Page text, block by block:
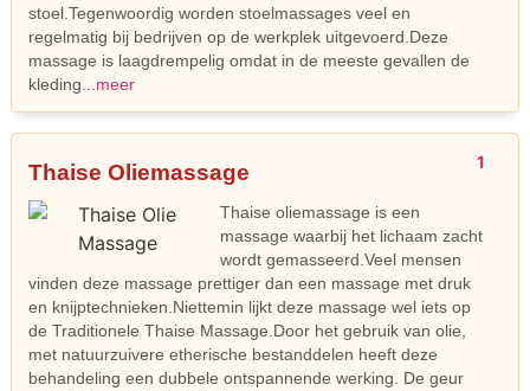
stoel.Tegenwoordig worden stoelmassages veel en
regelmatig bij bedrijven op de werkplek uitgevoerd.Deze
massage is laagdrempelig omdat in de meeste gevallen de
kleding ...meer
Thaise Oliemassage 1
Thaise oliemassage is een
massage waarbij het lichaam zacht
wordt gemasseerd.Veel mensen
vinden deze massage prettiger dan een massage met druk
en knijptechnieken.Niettemin lijkt deze massage wel iets op
de Traditionele Thaise Massage.Door het gebruik van olie,
met natuurzuivere etherische bestanddelen heeft deze
behandeling een dubbele ontspannende werking. De geur